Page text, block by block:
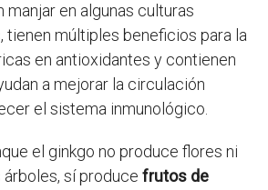
manjar en algunas culturas
tienen múltiples beneficios para la
en antioxidantes y contienen
a mejorar la circulación
el sistema inmunológico.
el ginkgo no produce flores ni
sí produce frutos de